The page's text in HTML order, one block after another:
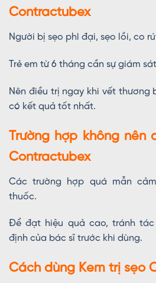
Contractubex
Người bị sẹo phì đại, sẹo lồi, co
Trẻ em từ 6 tháng cần sự giám
Nên điều trị ngay khi vết thương
có kết quả tốt nhất.
Trường hợp không nên
Contractubex
Các trường hợp quá mẫn
thuốc.
Để đạt hiệu quả cao, tránh
định của bác sĩ trước khi dùng.
Cách dùng Kem trị sẹo